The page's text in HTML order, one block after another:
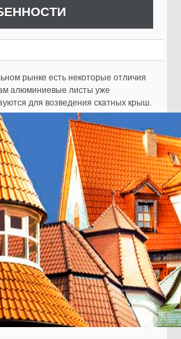
рынке есть некоторые отличия
алюминиевые листы уже
для возведения скатных крыш.